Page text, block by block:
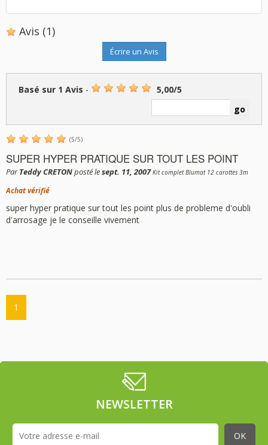
Avis (1)
Écrire un Avis
Basé sur 1 Avis - 5,00/5
(5/5)
SUPER HYPER PRATIQUE SUR TOUT LES POINT
ParTeddy CRETONposté lesept. 11, 2007 Kit complet Blumat 12 carottes 3m
Achat vérifié
super hyper pratique sur tout les point plus de probleme d'oubli
d'arrosage je le conseille vivement
1
NEWSLETTER